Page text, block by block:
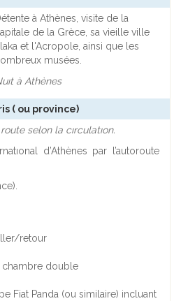
à Athènes, visite de la
de la Grèce, sa vieille ville
et l'Acropole, ainsi que les
musées.
à Athènes
( ou province)
selon la cırculatıon.
d’Athènes par l’autoroute
retour
chambre double
Fiat Panda (ou similaire) incluant